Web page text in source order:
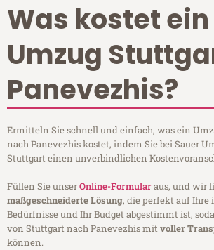
Was kostet ein
Umzug
Panevezhis?
Ermitteln Sie schnell und einfach, was ein
nach Panevezhis kostet, indem Sie bei Sauer
Stuttgart einen unverbindlichen
Füllen Sie unserOnline-Formularaus, und wir
maßgeschneiderte Lösung, die perfekt auf
Bedürfnisse und Ihr Budget abgestimmt ist,
von Stuttgart nach Panevezhis mitvoller
können.